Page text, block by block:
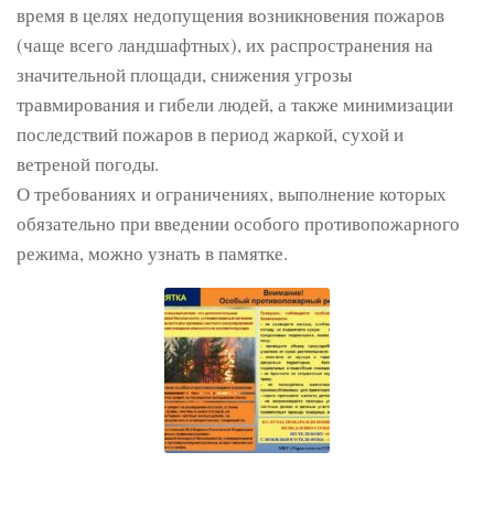
время в целях недопущения возникновения пожаров
(чаще всего ландшафтных), их распространения на
значительной площади, снижения угрозы
травмирования и гибели людей, а также минимизации
последствий пожаров в период жаркой, сухой и
ветреной погоды.
О требованиях и ограничениях, выполнение которых
обязательно при введении особого противопожарного
режима, можно узнать в памятке.